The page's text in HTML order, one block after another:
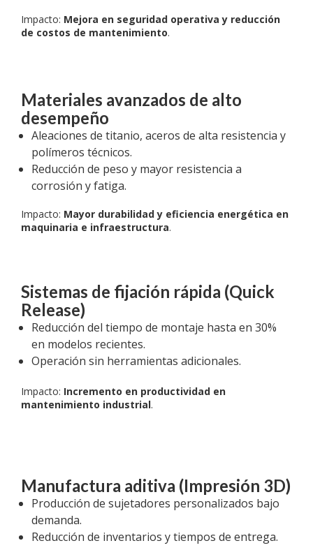
Impacto: Mejora en seguridad operativa y reducción
de costos de mantenimiento.
Materiales avanzados de alto
desempeño
Aleaciones de titanio, aceros de alta resistencia y
polímeros técnicos.
Reducción de peso y mayor resistencia a
corrosión y fatiga.
Impacto: Mayor durabilidad y eficiencia energética en
maquinaria e infraestructura.
Sistemas de fijación rápida (Quick
Release)
Reducción del tiempo de montaje hasta en 30%
en modelos recientes.
Operación sin herramientas adicionales.
Impacto: Incremento en productividad en
mantenimiento industrial.
Manufactura aditiva (Impresión 3D)
Producción de sujetadores personalizados bajo
demanda.
Reducción de inventarios y tiempos de entrega.